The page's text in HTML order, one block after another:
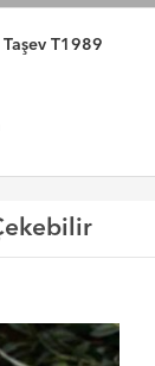
Taşev T1989